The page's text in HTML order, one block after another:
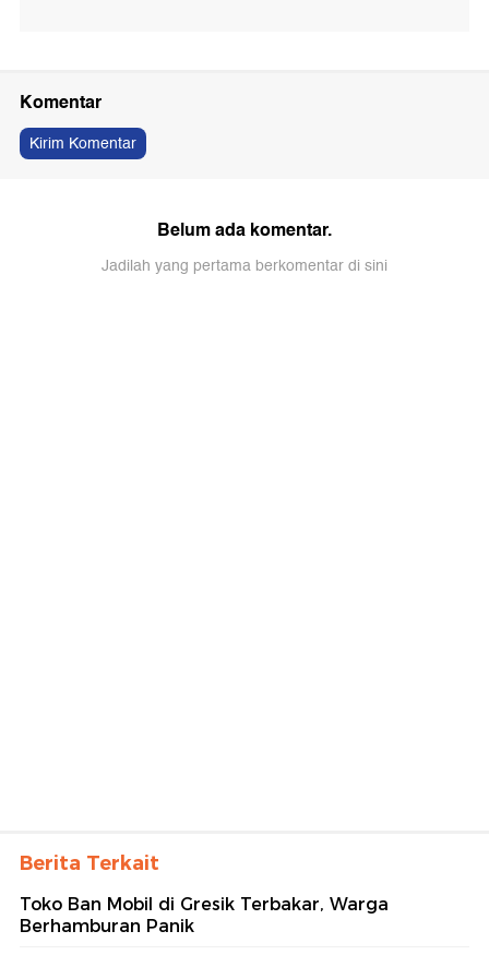
Komentar
Kirim Komentar
Belum ada komentar.
Jadilah yang pertama berkomentar di sini
Berita Terkait
Toko Ban Mobil di Gresik Terbakar, Warga
Berhamburan Panik